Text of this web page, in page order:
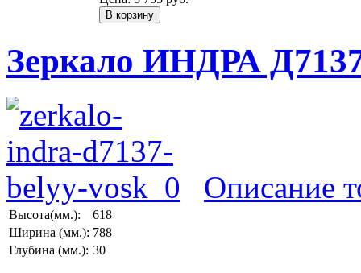
Зеркало ИНДРА
Описание
Высота(мм.):
618
Ширина (мм.): 788
Глубина (мм.): 30